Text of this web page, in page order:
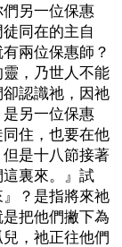
另一位保惠
同在的主自
兩位保惠師？
，乃世人不能
認識祂，因祂
另一位保惠
住，也要在他
是十八節接著
裏來。』試
？是指將來祂
把他們撇下為
，祂正往他們